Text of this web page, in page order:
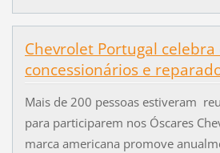
Chevrolet Portugal celebra
concessionários e
Mais de 200 pessoas estiveram
para participarem nos Óscares
marca americana promove